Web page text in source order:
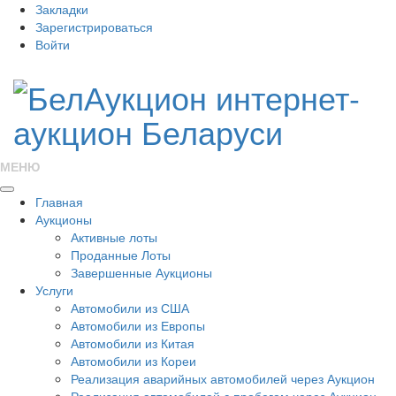
Закладки
Зарегистрироваться
Войти
МЕНЮ
Главная
Аукционы
Активные лоты
Проданные Лоты
Завершенные Аукционы
Услуги
Автомобили из США
Автомобили из Европы
Автомобили из Китая
Автомобили из Кореи
Реализация аварийных автомобилей через Аукцион